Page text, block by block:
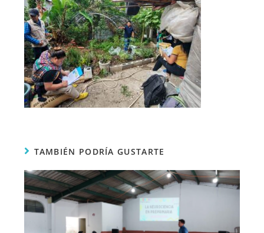
TAMBIÉN PODRÍA GUSTARTE